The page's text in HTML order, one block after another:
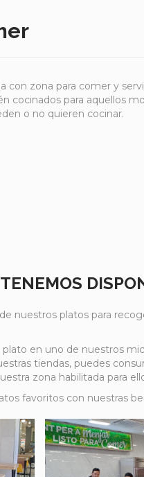
listo-
con zona para comer y
cocinados para aquellos
o no quieren cocinar.
nuestros platos para
en uno de nuestros
tiendas, puedes
zona habilitada para
favoritos con nuestras